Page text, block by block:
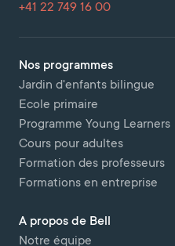
Nos programmes
Jardin d'enfants bilingue
Ecole primaire
Programme Young Learners
Cours pour adultes
Formation des professeurs
Formations en entreprise
A propos de Bell
Notre équipe
+41 22 749 16 00